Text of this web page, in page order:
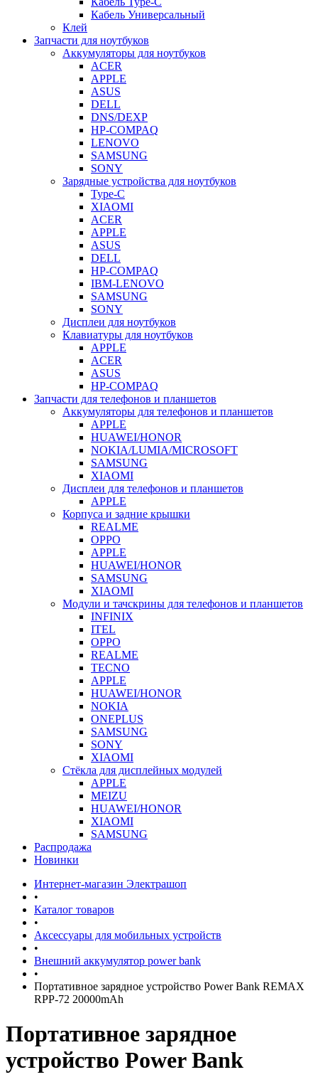
Кабель Универсальный
Клей
Запчасти для ноутбуков
Аккумуляторы для ноутбуков
ACER
APPLE
ASUS
DELL
DNS/DEXP
HP-COMPAQ
LENOVO
SAMSUNG
SONY
Зарядные устройства для ноутбуков
Type-C
XIAOMI
ACER
APPLE
ASUS
DELL
HP-COMPAQ
IBM-LENOVO
SAMSUNG
SONY
Дисплеи для ноутбуков
Клавиатуры для ноутбуков
APPLE
ACER
ASUS
HP-COMPAQ
Запчасти для телефонов и планшетов
Аккумуляторы для телефонов и планшетов
APPLE
HUAWEI/HONOR
NOKIA/LUMIA/MICROSOFT
SAMSUNG
XIAOMI
Дисплеи для телефонов и планшетов
APPLE
Корпуса и задние крышки
REALME
OPPO
APPLE
HUAWEI/HONOR
SAMSUNG
XIAOMI
Модули и тачскрины для телефонов и планшетов
INFINIX
ITEL
OPPO
REALME
TECNO
APPLE
HUAWEI/HONOR
NOKIA
ONEPLUS
SAMSUNG
SONY
XIAOMI
Стёкла для дисплейных модулей
APPLE
MEIZU
HUAWEI/HONOR
XIAOMI
SAMSUNG
Распродажа
Новинки
Интернет-магазин Электрашоп
•
Каталог товаров
•
Аксессуары для мобильных устройств
•
Внешний аккумулятор power bank
•
Портативное зарядное устройство Power Bank REMAX
RPP-72 20000mAh
Портативное зарядное
устройство Power Bank